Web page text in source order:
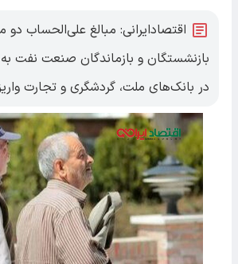
اقتصادایرانی: مبالغ علی‌الحساب
بازنشستگان و بازماندگان صنعت نفت
در بانک‌های ملت، گردشگری و تجارت